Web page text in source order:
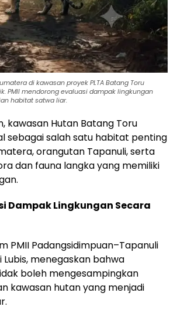
di kawasan proyek PLTA Batang Toru
PMII mendorong evaluasi dampak lingkungan
habitat satwa liar.
kawasan Hutan Batang Toru
sebagai salah satu habitat penting
orangutan Tapanuli, serta
dan fauna langka yang memiliki
Dampak Lingkungan Secara
PMII Padangsidimpuan–Tapanuli
Lubis, menegaskan bahwa
boleh mengesampingkan
kawasan hutan yang menjadi